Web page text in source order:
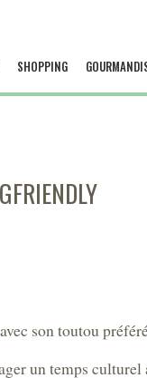
SHOPPING
son toutou
un temps